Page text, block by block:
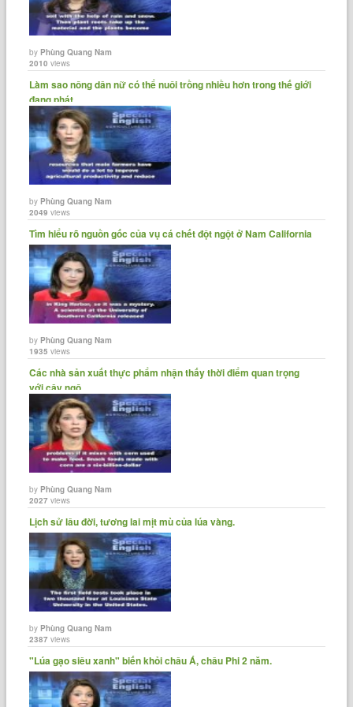
voaspecialenglish.com.
byPhùng Quang Nam
2010 views
Làm sao nông dân nữ có thể nuôi trồng nhiều hơn trong thế giới
đang phát......
byPhùng Quang Nam
2049 views
Tìm hiểu rõ nguồn gốc của vụ cá chết đột ngột ở Nam California
byPhùng Quang Nam
1935 views
Các nhà sản xuất thực phẩm nhận thấy thời điểm quan trọng
với cây ngô......
byPhùng Quang Nam
2027 views
Lịch sử lâu đời, tương lai mịt mù của lúa vàng.
byPhùng Quang Nam
2387 views
"Lúa gạo siêu xanh" biến khỏi châu Á, châu Phi 2 năm.